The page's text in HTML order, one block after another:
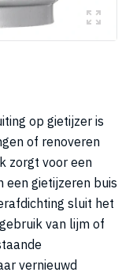
op gietijzer is
of renoveren
zorgt voor een
een gietijzeren buis
sluit het
van lijm of
vernieuwd